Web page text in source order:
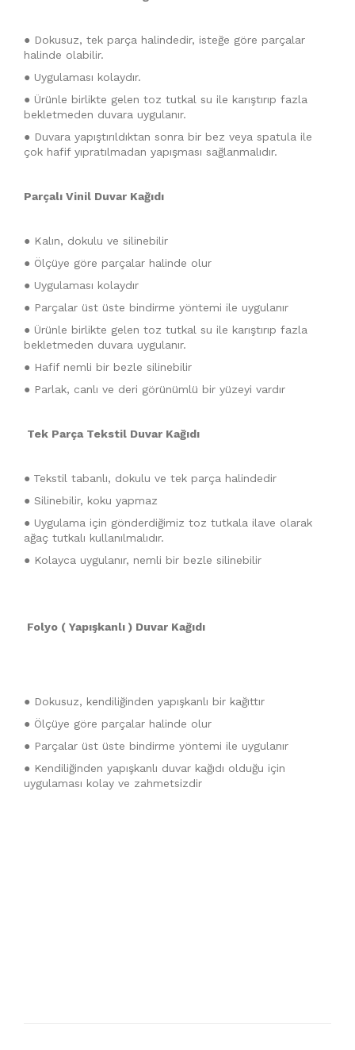
● Dokusuz, tek parça halindedir, isteğe göre parçalar
halinde olabilir.
● Uygulaması kolaydır.
● Ürünle birlikte gelen toz tutkal su ile karıştırıp fazla
bekletmeden duvara uygulanır.
● Duvara yapıştırıldıktan sonra bir bez veya spatula ile
çok hafif yıpratılmadan yapışması sağlanmalıdır.
Parçalı Vinil Duvar Kağıdı
● Kalın, dokulu ve silinebilir
● Ölçüye göre parçalar halinde olur
● Uygulaması kolaydır
● Parçalar üst üste bindirme yöntemi ile uygulanır
● Ürünle birlikte gelen toz tutkal su ile karıştırıp fazla
bekletmeden duvara uygulanır.
● Hafif nemli bir bezle silinebilir
● Parlak, canlı ve deri görünümlü bir yüzeyi vardır
Tek Parça Tekstil Duvar Kağıdı
● Tekstil tabanlı, dokulu ve tek parça halindedir
● Silinebilir, koku yapmaz
● Uygulama için gönderdiğimiz toz tutkala ilave olarak
ağaç tutkalı kullanılmalıdır.
● Kolayca uygulanır, nemli bir bezle silinebilir
Folyo ( Yapışkanlı ) Duvar Kağıdı
● Dokusuz, kendiliğinden yapışkanlı bir kağıttır
● Ölçüye göre parçalar halinde olur
● Parçalar üst üste bindirme yöntemi ile uygulanır
● Kendiliğinden yapışkanlı duvar kağıdı olduğu için
uygulaması kolay ve zahmetsizdir